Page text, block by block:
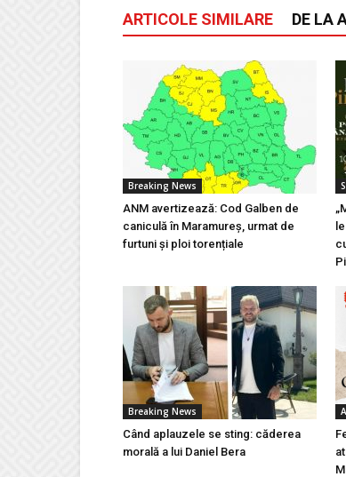
ARTICOLE SIMILARE DE LA
Breaking News
ANM avertizează: Cod Galben de
caniculă în Maramureș, urmat de
furtuni și ploi torențiale
Breaking News
Când aplauzele se sting: căderea
morală a lui Daniel Bera